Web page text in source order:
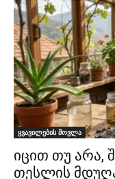
ყვავილების მოვლა
იცით თუ არა,
თესლის